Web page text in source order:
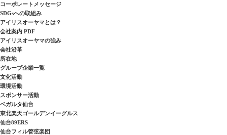
コーポレートメッセージ
SDGsへの取組み
アイリスオーヤマとは？
会社案内 PDF
アイリスオーヤマの強み
会社沿革
所在地
グループ企業一覧
文化活動
環境活動
スポンサー活動
ベガルタ仙台
東北楽天ゴールデンイーグルス
仙台89ERS
仙台フィル管弦楽団